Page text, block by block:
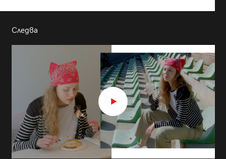
Следва